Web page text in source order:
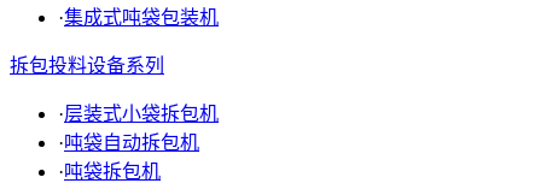
·集成式吨袋包装机
拆包投料设备系列
·层装式小袋拆包机
·吨袋自动拆包机
·吨袋拆包机